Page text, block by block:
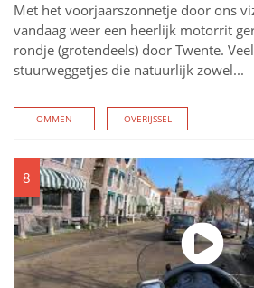
Met het voorjaarszonnetje door ons
vandaag weer een heerlijk motorrit
rondje (grotendeels) door Twente.
stuurweggetjes die natuurlijk zowel...
OMMEN OVERIJSSEL
8